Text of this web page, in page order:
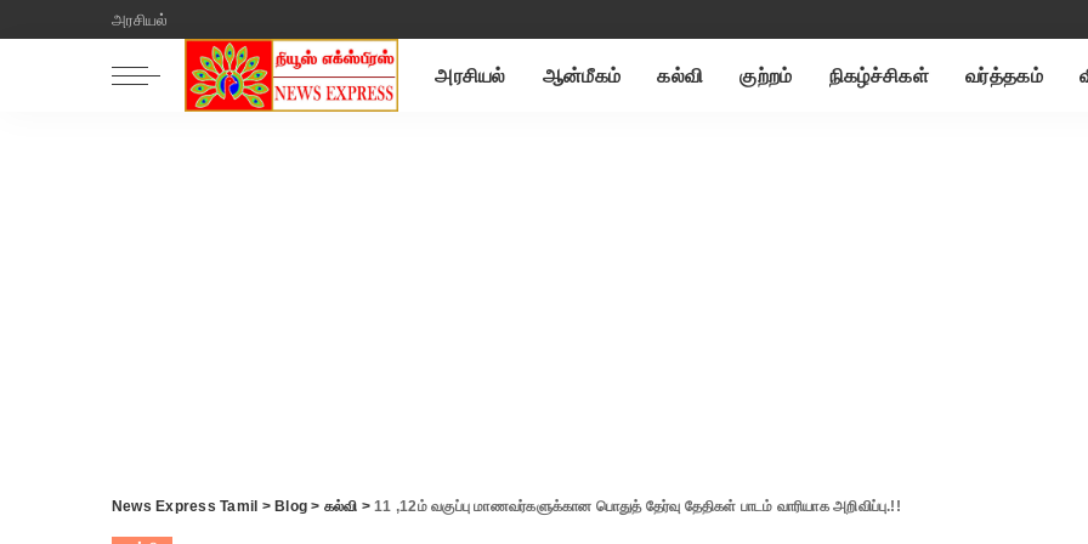
அரசியல்
அரசியல் ஆன்மீகம் கல்வி குற்றம் நிகழ்ச்சிகள் வர்த்தகம்
News Express Tamil > Blog > கல்வி >11 ,12ம் வகுப்பு மாணவர்களுக்கான பொதுத் தேர்வு தேதிகள் பாடம் வாரியாக அறிவிப்பு.!!